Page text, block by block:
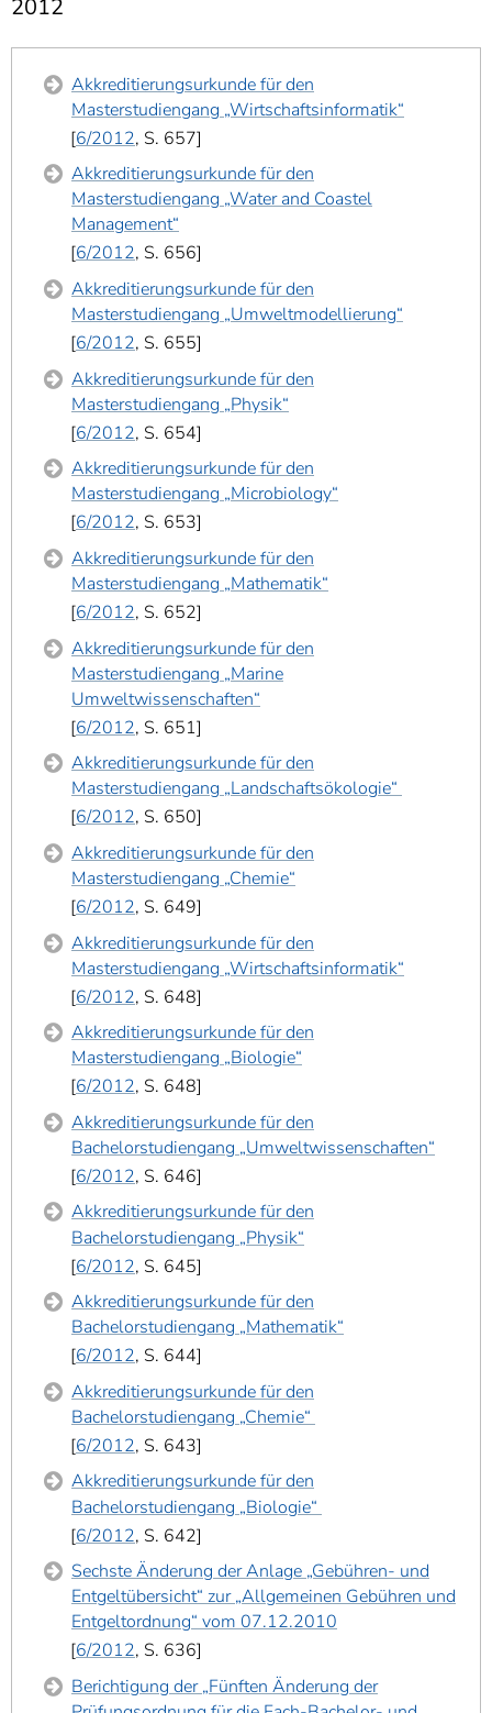
2012
Akkreditierungsurkunde für den
Masterstudiengang „Wirtschaftsinformatik“
6/2012, S. 657
Akkreditierungsurkunde für den
Masterstudiengang „Water and Coastel
Management“
6/2012, S. 656
Akkreditierungsurkunde für den
Masterstudiengang „Umweltmodellierung“
6/2012, S. 655
Akkreditierungsurkunde für den
Masterstudiengang „Physik“
6/2012, S. 654
Akkreditierungsurkunde für den
Masterstudiengang „Microbiology“
6/2012, S. 653
Akkreditierungsurkunde für den
Masterstudiengang „Mathematik“
6/2012, S. 652
Akkreditierungsurkunde für den
Masterstudiengang „Marine
Umweltwissenschaften“
6/2012, S. 651
Akkreditierungsurkunde für den
Masterstudiengang „Landschaftsökologie“
6/2012, S. 650
Akkreditierungsurkunde für den
Masterstudiengang „Chemie“
6/2012, S. 649
Akkreditierungsurkunde für den
Masterstudiengang „Wirtschaftsinformatik“
6/2012, S. 648
Akkreditierungsurkunde für den
Masterstudiengang „Biologie“
6/2012, S. 648
Akkreditierungsurkunde für den
Bachelorstudiengang „Umweltwissenschaften“
6/2012, S. 646
Akkreditierungsurkunde für den
Bachelorstudiengang „Physik“
6/2012, S. 645
Akkreditierungsurkunde für den
Bachelorstudiengang „Mathematik“
6/2012, S. 644
Akkreditierungsurkunde für den
Bachelorstudiengang „Chemie“
6/2012, S. 643
Akkreditierungsurkunde für den
Bachelorstudiengang „Biologie“
6/2012, S. 642
Sechste Änderung der Anlage „Gebühren- und
Entgeltübersicht“ zur „Allgemeinen Gebühren und
Entgeltordnung“ vom 07.12.2010
6/2012, S. 636
Berichtigung der „Fünften Änderung der